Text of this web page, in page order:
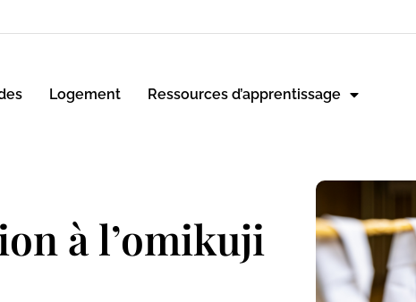
Logement Ressources d’apprentissage
à l’omikuji